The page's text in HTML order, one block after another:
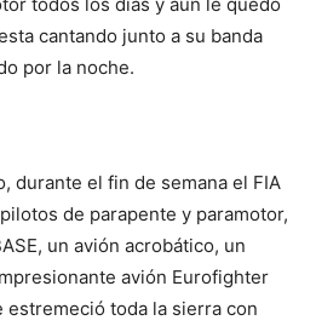
cantando junto a su banda
por la noche.
durante el fin de semana el FIA
de parapente y paramotor,
un avión acrobático, un
avión Eurofighter
toda la sierra con